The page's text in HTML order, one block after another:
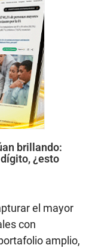
brillando:
¿esto
el mayor
con
amplio,